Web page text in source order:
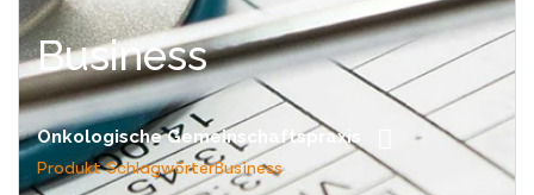
Business
Onkologische Gemeinschaftspraxis
Produkt SchlagwörterBusiness